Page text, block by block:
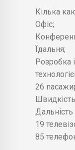
Кілька
Офіс;
Їдальня;
Розробка
26
19
85